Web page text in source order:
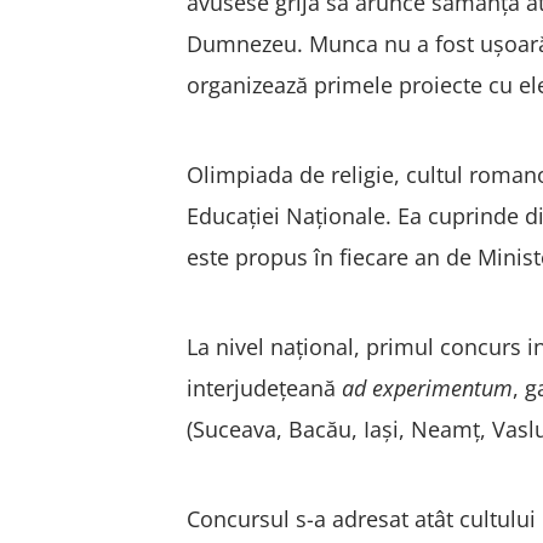
Dumnezeu. Munca nu a fost
organizează primele proiecte cu
Olimpiada de religie, cultul
Educației Naționale. Ea cuprinde
este propus în fiecare an de
La nivel național, primul concurs
interjudețeană ad experimentum,
(Suceava, Bacău, Iași, Neamț,
Concursul s-a adresat atât